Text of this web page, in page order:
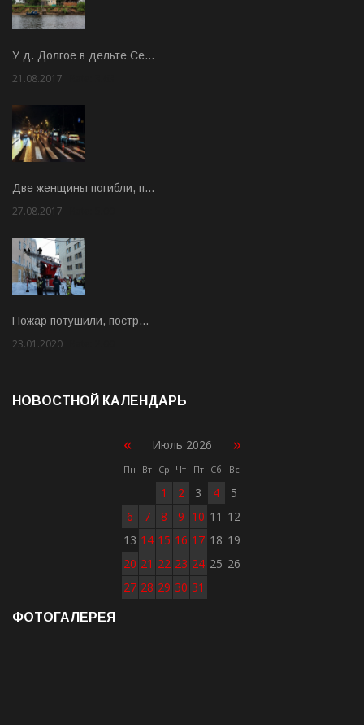
У д. Долгое в дельте Се…
21.08.2017
Две женщины погибли, п…
27.08.2017
Пожар потушили, постр…
23.01.2020
НОВОСТНОЙ КАЛЕНДАРЬ
« Июль 2026 »
Пн Вт Ср Чт Пт Сб Вс
1 2 3 4
5
6
7 8 9 10 11 12
13 14 15 16 17 18 19
20 21 22 23 24 25 26
27 28 29 30 31
ФОТОГАЛЕРЕЯ